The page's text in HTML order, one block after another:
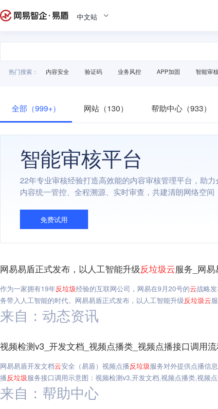
中文站
热门搜索： 内容安全 验证码 业务风控 APP加固 智能审
全部（999+） 网站（130） 帮助中心（933）
智能审核平台
22年专业审核经验打造高效能的内容审核管理平台，助
内容统一管控、全程溯源、实时审查，共建清朗网络空间
免费试用
网易易盾正式发布，以人工智能升级反垃圾云服务_网易
作为一家拥有19年反垃圾经验的互联网公司，网易在9月20号的云战略
务带入人工智能的时代。网易易盾正式发布，以人工智能升级反垃圾云
来自：动态资讯
视频检测v3_开发文档_视频点播类_视频点播接口调用
网易易盾开发文档云安全（易盾）视频点播反垃圾服务对外提供点播信
播反垃圾服务接口调用示意图：视频检测v3,开发文档,视频点播类,视频
来自：帮助中心